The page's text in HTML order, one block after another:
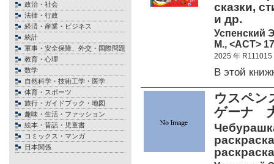
政治・社会
法律・行政
経済・産業・ビジネス
統計
軍事・安全保障、外交・国際問題
教育・心理
数学
自然科学・技術工学・医学
体育・スポーツ
旅行・ガイドブック・地図
趣味・生活・ファッション
絵本・昔話・児童書
コミックス・マンガ
日本関係
сказки,
и др.
Успенский
М., <АСТ>
2025 年 R111015
В этой
ウスペン
ゲーナ